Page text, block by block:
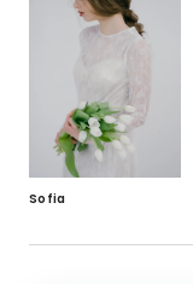
Sofia